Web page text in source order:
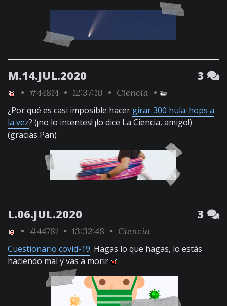
M.14.JUL.2020 3
• #44814 • 12:37:10 • Ciencia •
¿Por qué es casi imposible hacer girar 300 hula-hops a
la vez? (¡no lo intentes! ¡lo dice La Ciencia, amigo!)
(gracias Pan)
L.06.JUL.2020 3
• #44781 • 13:32:48 • Ciencia
Cuestionario covid-19. Hagas lo que hagas, lo estás
haciendo mal y vas a morir